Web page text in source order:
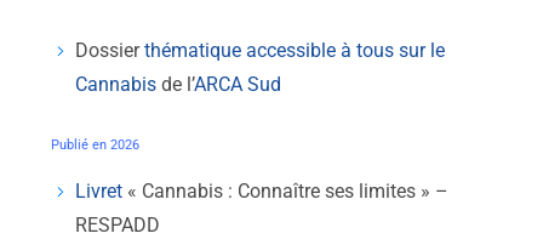
Dossierthématique accessible à tous sur le
Cannabis de l’ARCA Sud
Publié en 2026
Livret « Cannabis : Connaître ses limites » –
RESPADD